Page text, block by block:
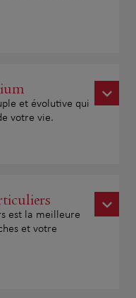
et évolutive qui
votre vie.
est la meilleure
et votre